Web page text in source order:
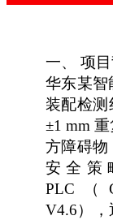
一、 项
华东某智
装配检测
±1 mm
方障碍
安全策
PLC（
V4.6），